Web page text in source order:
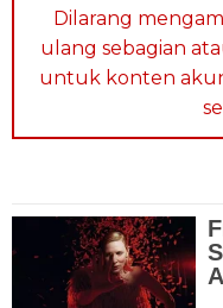
Dilarang
ulang sebagian
untuk konten